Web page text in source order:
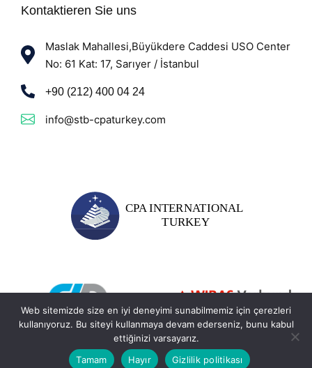
Kontaktieren Sie uns
Maslak Mahallesi,Büyükdere Caddesi USO Center
No: 61 Kat: 17, Sarıyer / İstanbul
+90 (212) 400 04 24
info@stb-cpaturkey.com
Web sitemizde size en iyi deneyimi sunabilmemiz için çerezleri
kullanıyoruz. Bu siteyi kullanmaya devam ederseniz, bunu kabul
ettiğinizi varsayarız.
Tamam
Hayır Gizlilik politikası